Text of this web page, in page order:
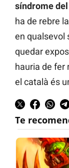
síndrome
ha de rebre
en qualsevol
quedar
hauria de fer
el català és